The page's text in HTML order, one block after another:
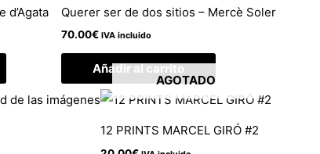
d’Agata Querer ser de dos sitios – Mercè Soler
70.00€ IVA incluido
Añadir al carrito
AGOTADO
12 PRINTS MARCEL GIRÓ #2